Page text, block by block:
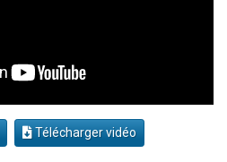
Télécharger vidéo